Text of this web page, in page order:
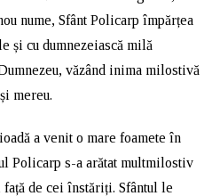
nume, Sfânt Policarp împărțea
și cu dumnezeiască milă
văzând inima milostivă
mereu.
a venit o mare foamete în
Policarp s-a arătat multmilostiv
de cei înstăriți. Sfântul le